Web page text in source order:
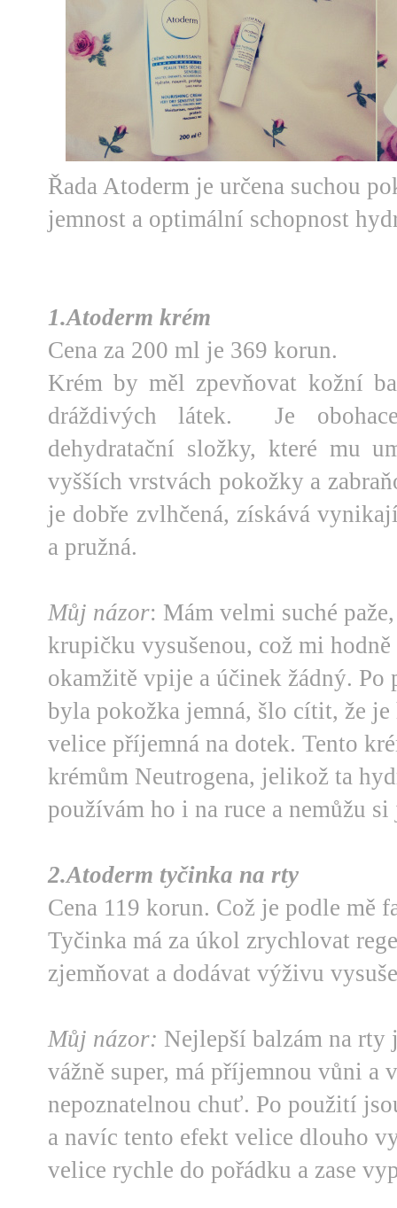
Řada Atoderm je určena suchou
jemnost a optimální schopnost
1.Atoderm krém
Cena za 200 ml je 369 korun.
Krém by měl zpevňovat kožní
dráždivých látek. Je
dehydratační složky, které mu
vyšších vrstvách pokožky a
je dobře zvlhčená, získává
a pružná.
Můj názor: Mám velmi suché
krupičku vysušenou, což mi
okamžitě vpije a účinek žádný.
byla pokožka jemná, šlo cítit, že
velice příjemná na dotek. Tento
krémům Neutrogena, jelikož ta
používám ho i na ruce a nemůžu
2.Atoderm tyčinka na rty
Cena 119 korun. Což je podle mě
Tyčinka má za úkol zrychlovat
zjemňovat a dodávat výživu
Můj názor: Nejlepší balzám na rty
vážně super, má příjemnou vůni a
nepoznatelnou chuť. Po použití
a navíc tento efekt velice dlouho
velice rychle do pořádku a zase